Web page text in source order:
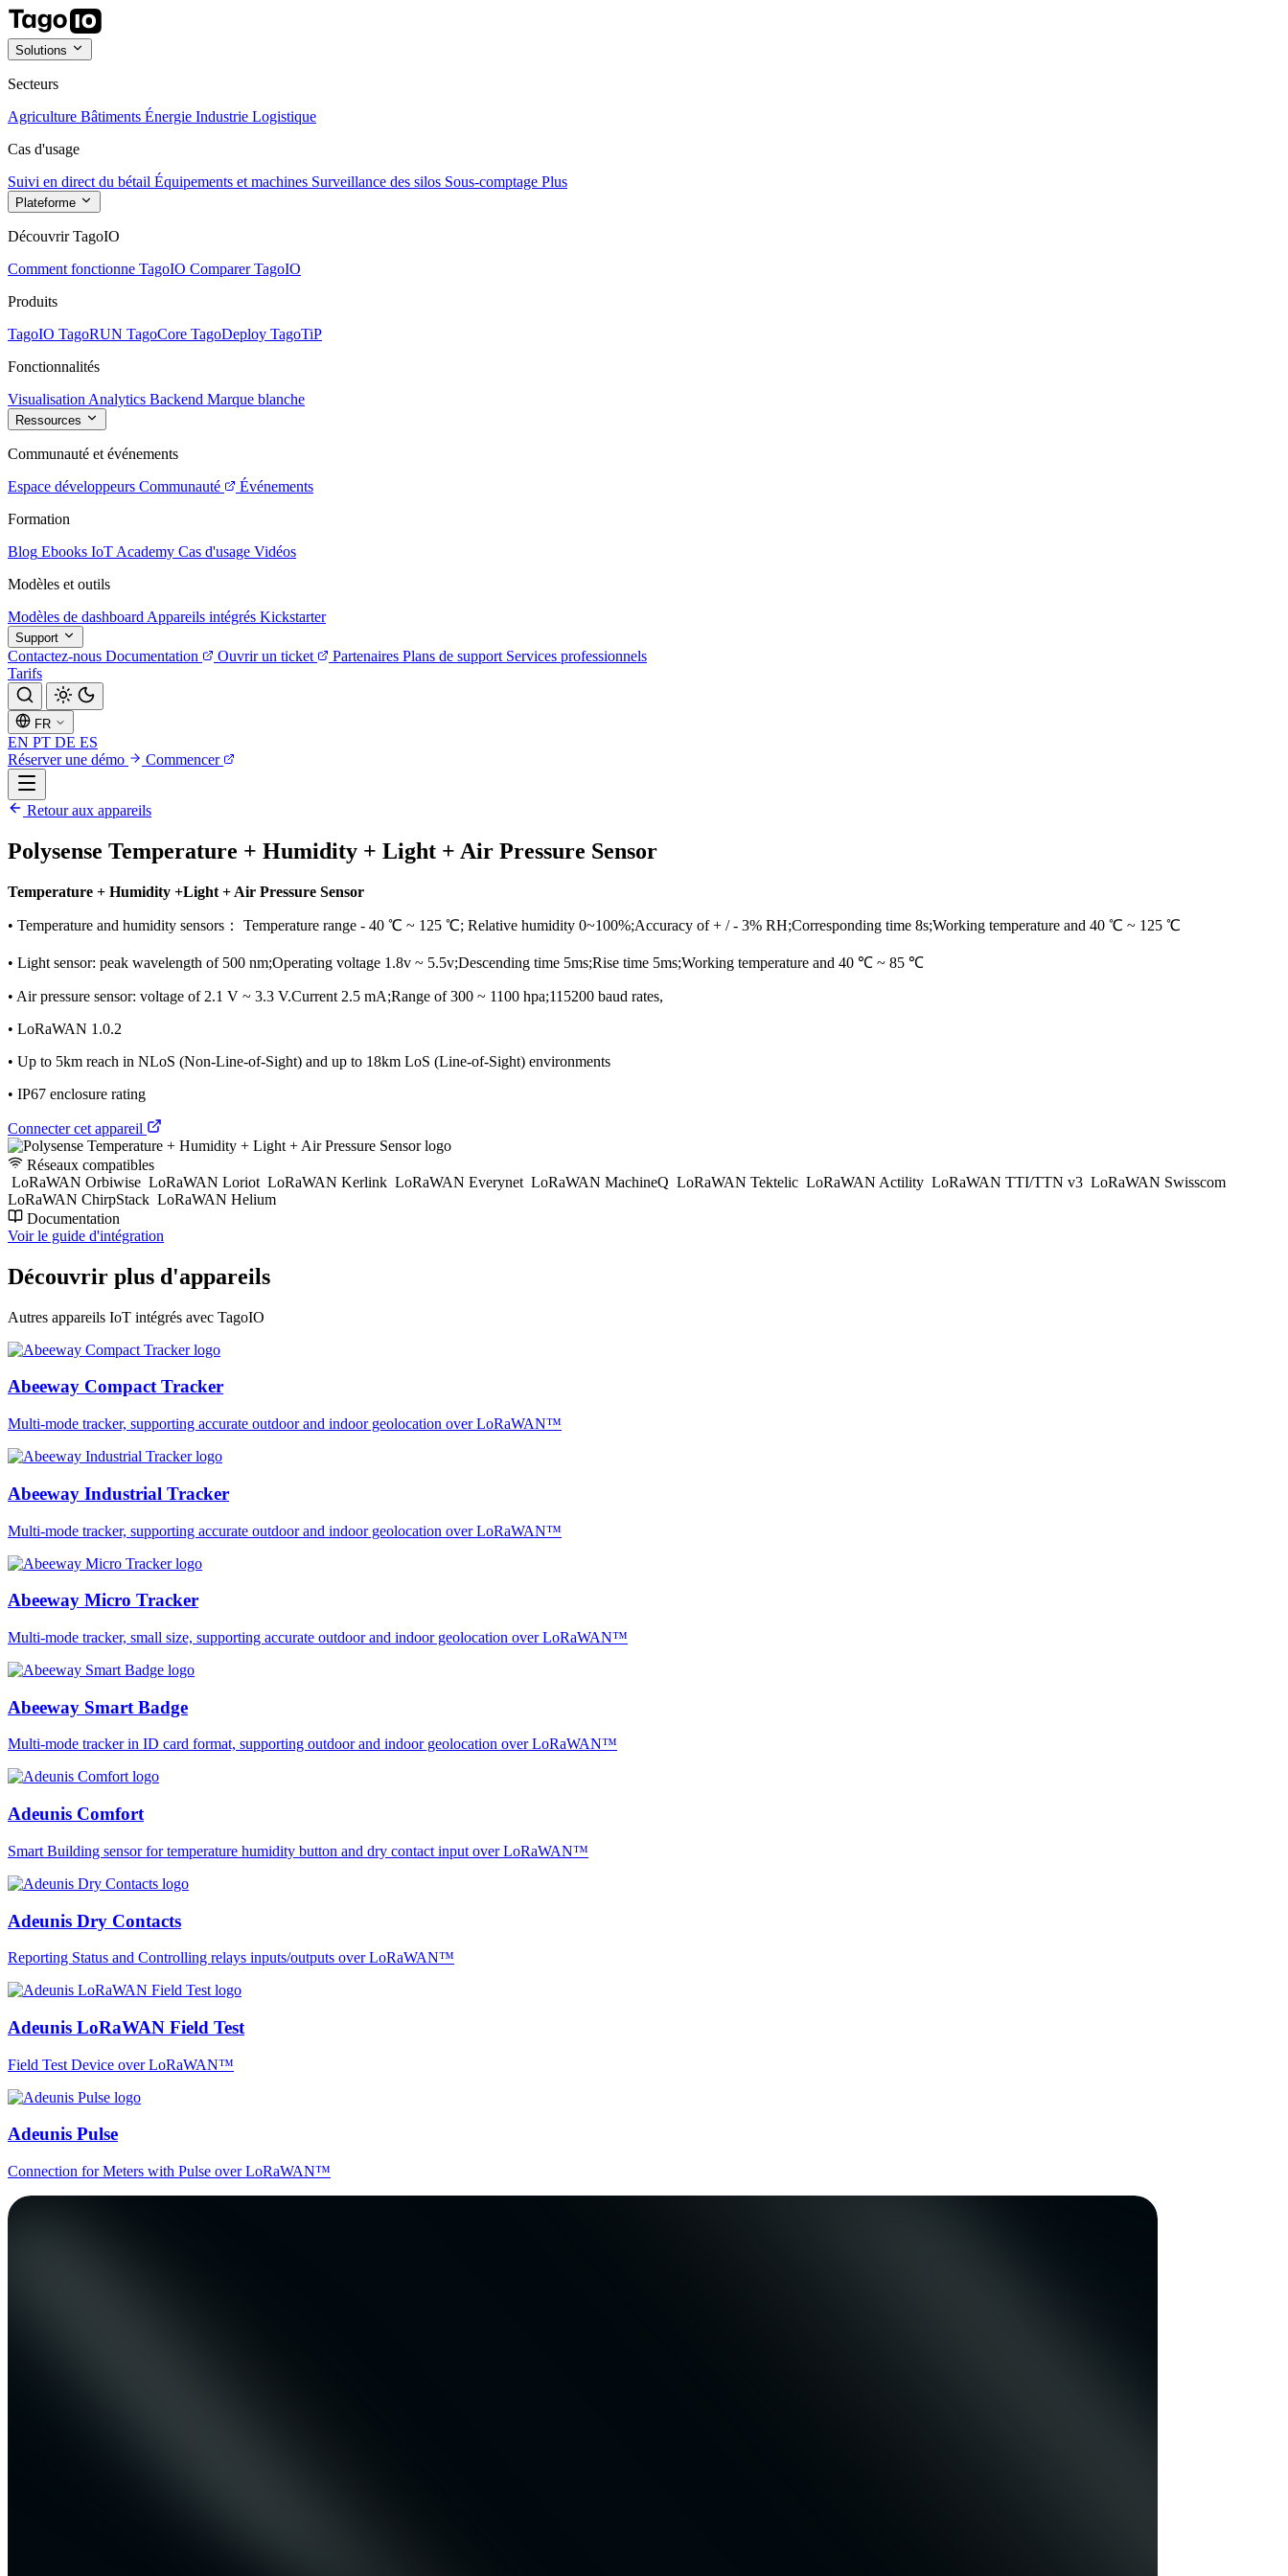
Solutions
Secteurs
Agriculture Bâtiments Énergie Industrie Logistique
Cas d'usage
Suivi en direct du bétail Équipements et machines Surveillance des silos Sous-comptage Plus
Plateforme
Découvrir TagoIO
Comment fonctionne TagoIO Comparer TagoIO
Produits
TagoIO TagoRUN TagoCore TagoDeploy TagoTiP
Fonctionnalités
Visualisation Analytics Backend Marque blanche
Ressources
Communauté et événements
Espace développeurs Communauté
Événements
Formation
Blog Ebooks IoT Academy Cas d'usage Vidéos
Modèles et outils
Modèles de dashboard Appareils intégrés Kickstarter
Support
Contactez-nous Documentation Ouvrir un ticket Partenaires Plans de support Services professionnels
Tarifs
FR
EN PT DE ES
Réserver une démo
Commencer
Retour aux appareils
Polysense Temperature + Humidity + Light + Air Pressure Sensor
Temperature + Humidity +Light + Air Pressure Sensor
• Temperature and humidity sensors： Temperature range - 40 ℃ ~ 125 ℃; Relative humidity 0~100%;Accuracy of + / - 3% RH;Corresponding time 8s;Working temperature and 40 ℃ ~ 125 ℃
• Light sensor: peak wavelength of 500 nm;Operating voltage 1.8v ~ 5.5v;Descending time 5ms;Rise time 5ms;Working temperature and 40 ℃ ~ 85 ℃
• Air pressure sensor: voltage of 2.1 V ~ 3.3 V.Current 2.5 mA;Range of 300 ~ 1100 hpa;115200 baud rates,
• LoRaWAN 1.0.2
• Up to 5km reach in NLoS (Non-Line-of-Sight) and up to 18km LoS (Line-of-Sight) environments
• IP67 enclosure rating
Connecter cet appareil
Réseaux compatibles
LoRaWAN Orbiwise LoRaWAN Loriot LoRaWAN Kerlink LoRaWAN Everynet LoRaWAN MachineQ LoRaWAN Tektelic LoRaWAN Actility LoRaWAN TTI/TTN v3 LoRaWAN Swisscom
LoRaWAN ChirpStack LoRaWAN Helium
Documentation
Voir le guide d'intégration
Découvrir plus d'appareils
Autres appareils IoT intégrés avec TagoIO
Abeeway Compact Tracker
Multi-mode tracker, supporting accurate outdoor and indoor geolocation over LoRaWAN™
Abeeway Industrial Tracker
Multi-mode tracker, supporting accurate outdoor and indoor geolocation over LoRaWAN™
Abeeway Micro Tracker
Multi-mode tracker, small size, supporting accurate outdoor and indoor geolocation over LoRaWAN™
Abeeway Smart Badge
Multi-mode tracker in ID card format, supporting outdoor and indoor geolocation over LoRaWAN™
Adeunis Comfort
Smart Building sensor for temperature humidity button and dry contact input over LoRaWAN™
Adeunis Dry Contacts
Reporting Status and Controlling relays inputs/outputs over LoRaWAN™
Adeunis LoRaWAN Field Test
Field Test Device over LoRaWAN™
Adeunis Pulse
Connection for Meters with Pulse over LoRaWAN™